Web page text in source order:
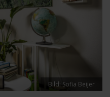
Bild: Sofia Beijer